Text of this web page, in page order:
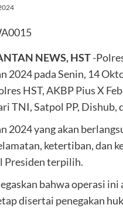
NEWS, HST-
2024 pada Senin, 14
HST, AKBP Pius X
TNI, Satpol PP, Dishub,
2024 yang akan
ketertiban, dan
Presiden terpilih.
bahwa operasi
disertai penegakan